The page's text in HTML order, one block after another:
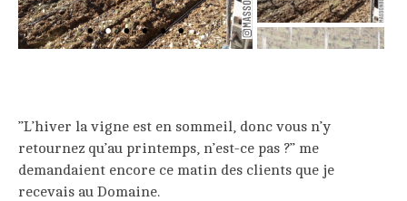
’’L’hiver la vigne est en sommeil, donc vous n’y
retournez qu’au printemps, n’est-ce pas ?’’ me
demandaient encore ce matin des clients que je
recevais au Domaine.